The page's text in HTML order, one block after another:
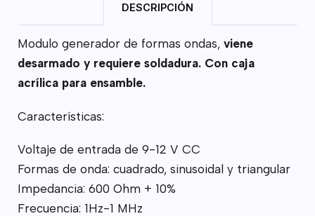
DESCRIPCIÓN
Modulo generador de formas ondas, viene
desarmado y requiere soldadura. Con caja
acrílica para ensamble.
Características:
Voltaje de entrada de 9-12 V CC
Formas de onda: cuadrado, sinusoidal y triangular
Impedancia: 600 Ohm + 10%
Frecuencia: 1Hz-1 MHz